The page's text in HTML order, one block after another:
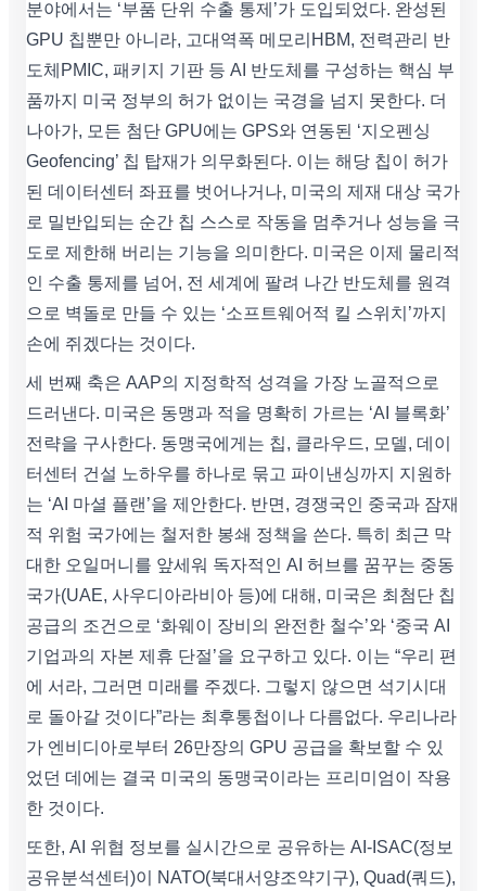
분야에서는 ‘부품 단위 수출 통제’가 도입되었다. 완성된
GPU 칩뿐만 아니라, 고대역폭 메모리HBM, 전력관리 반
도체PMIC, 패키지 기판 등 AI 반도체를 구성하는 핵심 부
품까지 미국 정부의 허가 없이는 국경을 넘지 못한다. 더
나아가, 모든 첨단 GPU에는 GPS와 연동된 ‘지오펜싱
Geofencing’ 칩 탑재가 의무화된다. 이는 해당 칩이 허가
된 데이터센터 좌표를 벗어나거나, 미국의 제재 대상 국가
로 밀반입되는 순간 칩 스스로 작동을 멈추거나 성능을 극
도로 제한해 버리는 기능을 의미한다. 미국은 이제 물리적
인 수출 통제를 넘어, 전 세계에 팔려 나간 반도체를 원격
으로 벽돌로 만들 수 있는 ‘소프트웨어적 킬 스위치’까지
손에 쥐겠다는 것이다.
세 번째 축은 AAP의 지정학적 성격을 가장 노골적으로
드러낸다. 미국은 동맹과 적을 명확히 가르는 ‘AI 블록화’
전략을 구사한다. 동맹국에게는 칩, 클라우드, 모델, 데이
터센터 건설 노하우를 하나로 묶고 파이낸싱까지 지원하
는 ‘AI 마셜 플랜’을 제안한다. 반면, 경쟁국인 중국과 잠재
적 위험 국가에는 철저한 봉쇄 정책을 쓴다. 특히 최근 막
대한 오일머니를 앞세워 독자적인 AI 허브를 꿈꾸는 중동
국가(UAE, 사우디아라비아 등)에 대해, 미국은 최첨단 칩
공급의 조건으로 ‘화웨이 장비의 완전한 철수’와 ‘중국 AI
기업과의 자본 제휴 단절’을 요구하고 있다. 이는 “우리 편
에 서라, 그러면 미래를 주겠다. 그렇지 않으면 석기시대
로 돌아갈 것이다”라는 최후통첩이나 다름없다. 우리나라
가 엔비디아로부터 26만장의 GPU 공급을 확보할 수 있
었던 데에는 결국 미국의 동맹국이라는 프리미엄이 작용
한 것이다.
또한, AI 위협 정보를 실시간으로 공유하는 AI-ISAC(정보
공유분석센터)이 NATO(북대서양조약기구), Quad(쿼드),